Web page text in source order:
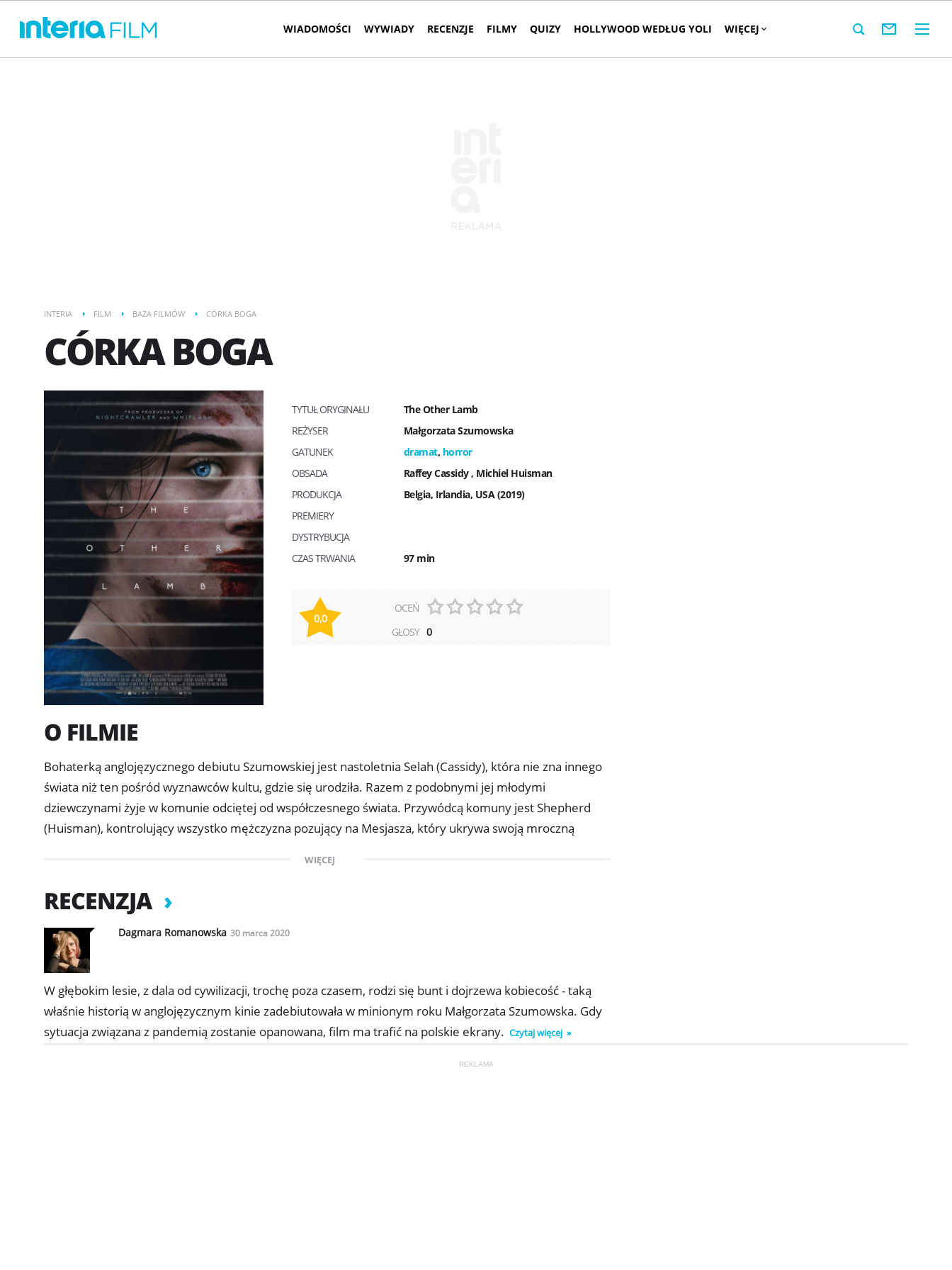
WIADOMOŚCI WYWIADY RECENZJE FILMY QUIZY HOLLYWOOD WEDŁUG YOLI WIĘCEJ
INTERIA FILM BAZA FILMÓW CÓRKA BOGA
CÓRKA BOGA
TYTUŁ ORYGINAŁU
The Other Lamb
REŻYSER
Małgorzata Szumowska
GATUNEK
dramat, horror
OBSADA
Raffey Cassidy, Michiel Huisman
PRODUKCJA
Belgia, Irlandia, USA (2019)
PREMIERY
DYSTRYBUCJA
CZAS TRWANIA
97 min
0,0
OCEŃ
GŁOSY 0
O FILMIE
Bohaterką anglojęzycznego debiutu Szumowskiej jest nastoletnia Selah (Cassidy), która nie zna innego
świata niż ten pośród wyznawców kultu, gdzie się urodziła. Razem z podobnymi jej młodymi
dziewczynami żyje w komunie odciętej od współczesnego świata. Przywódcą komuny jest Shepherd
(Huisman), kontrolujący wszystko mężczyzna pozujący na Mesjasza, który ukrywa swoją mroczną
WIĘCEJ
RECENZJA
Dagmara Romanowska 30 marca 2020
W głębokim lesie, z dala od cywilizacji, trochę poza czasem, rodzi się bunt i dojrzewa kobiecość - taką
właśnie historią w anglojęzycznym kinie zadebiutowała w minionym roku Małgorzata Szumowska. Gdy
sytuacja związana z pandemią zostanie opanowana, film ma trafić na polskie ekrany. Czytaj więcej
REKLAMA